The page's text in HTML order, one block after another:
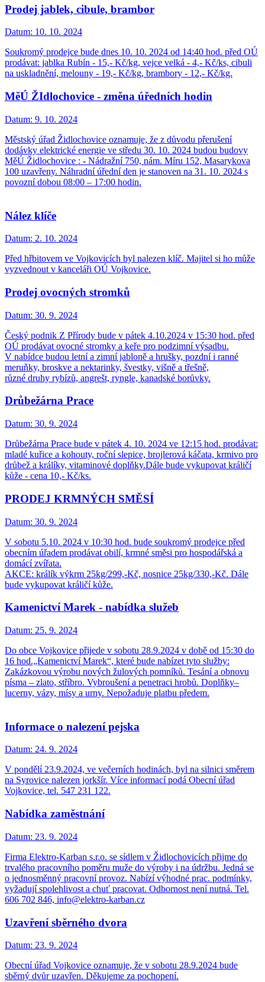
Prodej jablek, cibule, brambor
Datum: 10. 10. 2024
Soukromý prodejce bude dnes 10. 10. 2024 od 14:40 hod. před OÚ
prodávat: jablka Rubín - 15,- Kč/kg, vejce velká - 4,- Kč/ks, cibuli
na uskladnění, melouny - 19,- Kč/kg, brambory - 12,- Kč/kg.
MěÚ ŽIdlochovice - změna úředních hodin
Datum: 9. 10. 2024
Městský úřad Židlochovice oznamuje, že z důvodu přerušení
dodávky elektrické energie ve středu 30. 10. 2024 budou budovy
MěÚ Židlochovice : - Nádražní 750, nám. Míru 152, Masarykova
100 uzavřeny. Náhradní úřední den je stanoven na 31. 10. 2024 s
povozní dobou 08:00 – 17:00 hodin.
Nález klíče
Datum: 2. 10. 2024
Před hřbitovem ve Vojkovicích byl nalezen klíč. Majitel si ho může
vyzvednout v kanceláři OÚ Vojkovice.
Prodej ovocných stromků
Datum: 30. 9. 2024
Český podnik Z Přírody bude v pátek 4.10.2024 v 15:30 hod. před
OÚ prodávat ovocné stromky a keře pro podzimní výsadbu.
V nabídce budou letní a zimní jabloně a hrušky, pozdní i ranné
meruňky, broskve a nektarinky, švestky, višně a třešně,
různé druhy rybízů, angrešt, ryngle, kanadské borůvky.
Drůbežárna Prace
Datum: 30. 9. 2024
Drůbežárna Prace bude v pátek 4. 10. 2024 ve 12:15 hod. prodávat:
mladé kuřice a kohouty, roční slepice, brojlerová káčata, krmivo pro
drůbež a králíky, vitaminové doplňky.Dále bude vykupovat králičí
kůže - cena 10,- Kč/ks.
PRODEJ KRMNÝCH SMĚSÍ
Datum: 30. 9. 2024
V sobotu 5.10. 2024 v 10:30 hod. bude soukromý prodejce před
obecním úřadem prodávat obilí, krmné směsi pro hospodářská a
domácí zvířata.
AKCE: králík výkrm 25kg/299,-Kč, nosnice 25kg/330,-Kč. Dále
bude vykupovat králičí kůže.
Kamenictví Marek - nabídka služeb
Datum: 25. 9. 2024
Do obce Vojkovice přijede v sobotu 28.9.2024 v době od 15:30 do
16 hod.„Kamenictví Marek“, které bude nabízet tyto služby:
Zakázkovou výrobu nových žulových pomníků. Tesání a obnovu
písma – zlato, stříbro. Vybroušení a penetraci hrobů. Doplňky–
lucerny, vázy, mísy a urny. Nepožaduje platbu předem.
Informace o nalezení pejska
Datum: 24. 9. 2024
V pondělí 23.9.2024, ve večerních hodinách, byl na silnici směrem
na Syrovice nalezen jorkšír. Více informací podá Obecní úřad
Vojkovice, tel. 547 231 122.
Nabídka zaměstnání
Datum: 23. 9. 2024
Firma Elektro-Karban s.r.o. se sídlem v Židlochovicích přijme do
trvalého pracovního poměru muže do výroby i na údržbu. Jedná se
o jednosměnný pracovní provoz. Nabízí výhodné prac. podmínky,
vyžadují spolehlivost a chuť pracovat. Odbornost není nutná. Tel.
606 702 846, info@elektro-karban.cz
Uzavření sběrného dvora
Datum: 23. 9. 2024
Obecní úřad Vojkovice oznamuje, že v sobotu 28.9.2024 bude
sběrný dvůr uzavřen. Děkujeme za pochopení.